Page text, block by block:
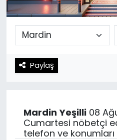
Paylaş
Mardin Yeşilli08
Cumartesi nöbetçi
telefon ve konumları
Spor
Teknoloji
Resmi İlanlar
Teknoloji
Yaşam
Künye
İletişim